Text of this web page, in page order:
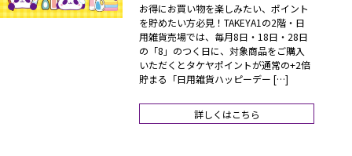
お得にお買い物を楽しみたい、ポイント
を貯めたい方必見！TAKEYA1の2階・日
用雑貨売場では、毎月8日・18日・28日
の「8」のつく日に、対象商品をご購入
いただくとタケヤポイントが通常の+2倍
貯まる「日用雑貨ハッピーデー […]
詳しくはこちら